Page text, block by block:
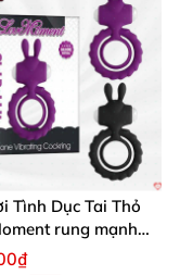
Tình Dục Tai Thỏ
rung mạnh
ái